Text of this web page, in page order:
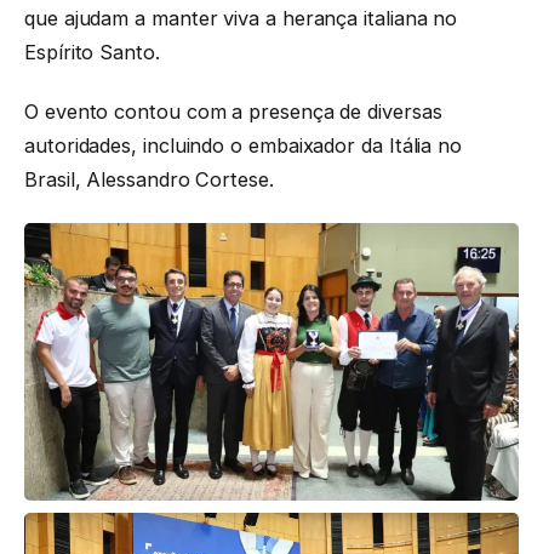
que ajudam a manter viva a herança italiana no
Espírito Santo.
O evento contou com a presença de diversas
autoridades, incluindo o embaixador da Itália no
Brasil, Alessandro Cortese.